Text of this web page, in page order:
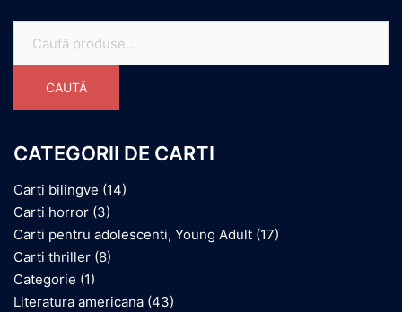
după:
CAUTĂ
CATEGORII DE CARTI
Carti bilingve (14)
Carti horror (3)
Carti pentru adolescenti, Young Adult (17)
Carti thriller (8)
Categorie (1)
Literatura americana (43)